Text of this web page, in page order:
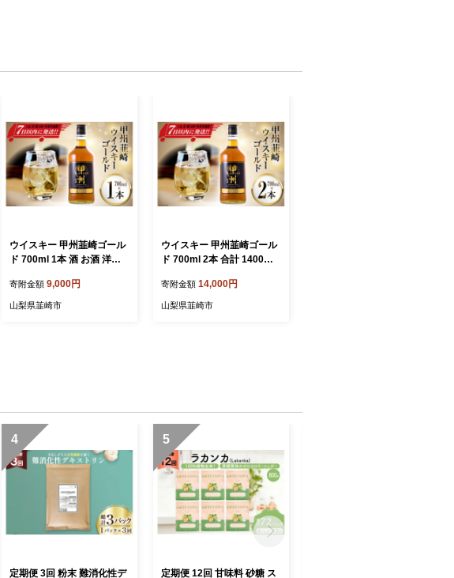
ウイスキー 甲州韮崎ゴール
ド 700ml 1本 酒 お酒 洋酒
コール度 37％ 晩酌 ハイボ
ール 父の日 ギフト 贈り物
寄附金額 9,000円
山梨県韮崎市
ウイスキー 甲州韮崎ゴール
ド 700ml 2本 合計 1400ml
ヰスキー アルコール度 37％
晩酌 ハイボール 父の日 ギ
寄附金額 14,000円
山梨県韮崎市
4
定期便 3回 粉末 難消化性デ
5
定期便 12回 甘味料 砂糖 ス